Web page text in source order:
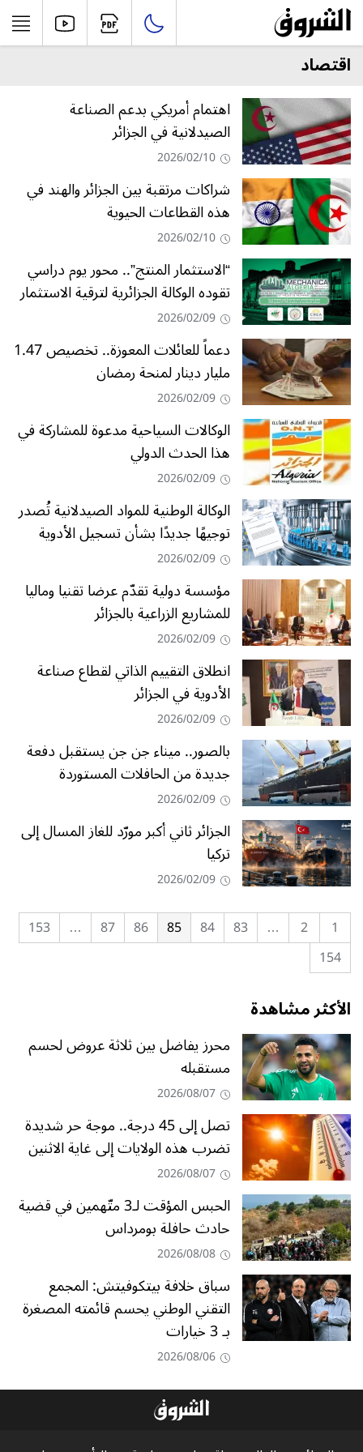
اقتصاد
اهتمام أمريكي بدعم الصناعة
الصيدلانية في الجزائر
2026/02/10
شراكات مرتقبة بين الجزائر والهند في
هذه القطاعات الحيوية
2026/02/10
“الاستثمار المنتج”.. محور يوم دراسي
تقوده الوكالة الجزائرية لترقية الاستثمار
2026/02/09
دعماً للعائلات المعوزة.. تخصيص 1.47
مليار دينار لمنحة رمضان
2026/02/09
الوكالات السياحية مدعوة للمشاركة في
هذا الحدث الدولي
2026/02/09
الوكالة الوطنية للمواد الصيدلانية تُصدر
توجيهًا جديدًا بشأن تسجيل الأدوية
2026/02/09
مؤسسة دولية تقدّم عرضا تقنيا وماليا
للمشاريع الزراعية بالجزائر
2026/02/09
انطلاق التقييم الذاتي لقطاع صناعة
الأدوية في الجزائر
2026/02/09
بالصور.. ميناء جن جن يستقبل دفعة
جديدة من الحافلات المستوردة
2026/02/09
الجزائر ثاني أكبر مورّد للغاز المسال إلى
تركيا
2026/02/09
1
2
…
83
84
85
86
87
…
153
154
الأكثر مشاهدة
محرز يفاضل بين ثلاثة عروض لحسم
مستقبله
2026/08/07
تصل إلى 45 درجة.. موجة حر شديدة
تضرب هذه الولايات إلى غاية الاثنين
2026/08/07
الحبس المؤقت لـ3 متّهمين في قضية
حادث حافلة بومرداس
2026/08/08
سباق خلافة بيتكوفيتش: المجمع
التقني الوطني يحسم قائمته المصغرة
بـ 3 خيارات
2026/08/06